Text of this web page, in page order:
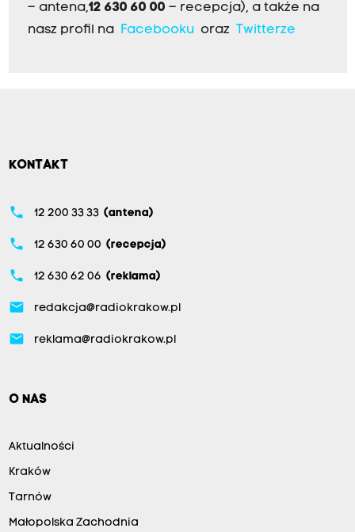
– antena,12 630 60 00 – recepcja), a także na
nasz profil na
Facebookuoraz Twitterze
KONTAKT
phone 12 200 33 33 (antena)
phone 12 630 60 00 (recepcja)
phone 12 630 62 06 (reklama)
email redakcja@radiokrakow.pl
email reklama@radiokrakow.pl
O NAS
Aktualności
Kraków
Tarnów
Małopolska Zachodnia